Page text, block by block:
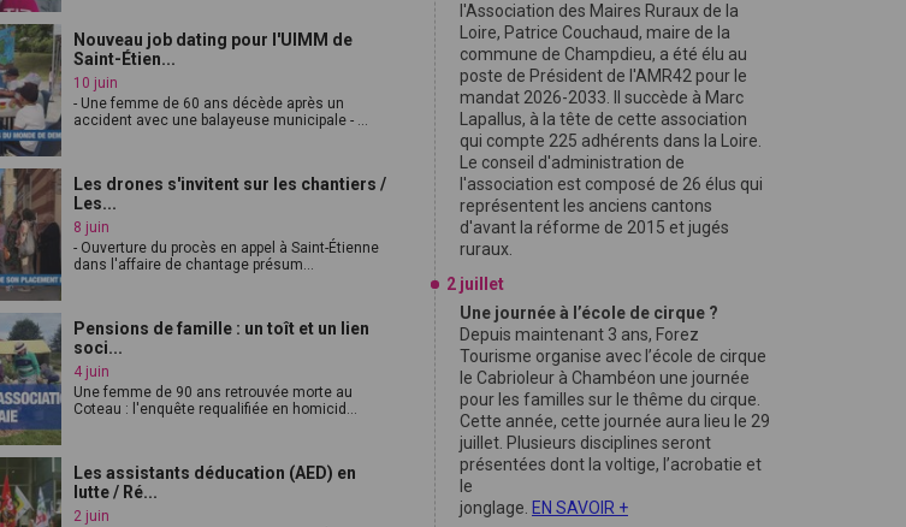
Nouveau job dating pour l'UIMM de
Saint-Étien...
10 juin
- Une femme de 60 ans décède après un
accident avec une balayeuse municipale - ...
Les drones s'invitent sur les chantiers /
Les...
8 juin
- Ouverture du procès en appel à Saint-Étienne
dans l'affaire de chantage présum...
Pensions de famille : un toît et un lien
soci...
4 juin
Une femme de 90 ans retrouvée morte au
Coteau : l'enquête requalifiée en homicid...
Les assistants déducation (AED) en
lutte / Ré...
2 juin
l'Association des Maires Ruraux de la
Loire, Patrice Couchaud, maire de la
commune de Champdieu, a été élu au
poste de Président de l'AMR42 pour le
mandat 2026-2033. Il succède à Marc
Lapallus, à la tête de cette association
qui compte 225 adhérents dans la Loire.
Le conseil d'administration de
l'association est composé de 26 élus qui
représentent les anciens cantons
d'avant la réforme de 2015 et jugés
ruraux.
2 juillet
Une journée à l’école de cirque ?
Depuis maintenant 3 ans, Forez
Tourisme organise avec l’école de cirque
le Cabrioleur à Chambéon une journée
pour les familles sur le thême du cirque.
Cette année, cette journée aura lieu le 29
juillet. Plusieurs disciplines seront
présentées dont la voltige, l’acrobatie et
le
jonglage. EN SAVOIR +